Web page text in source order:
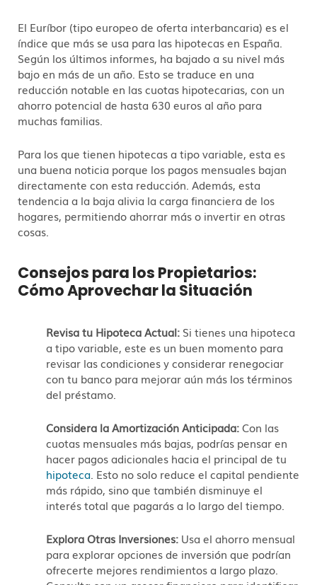
El Euríbor (tipo europeo de oferta interbancaria) es el
índice que más se usa para las hipotecas en España.
Según los últimos informes, ha bajado a su nivel más
bajo en más de un año. Esto se traduce en una
reducción notable en las cuotas hipotecarias, con un
ahorro potencial de hasta 630 euros al año para
muchas familias.
Para los que tienen hipotecas a tipo variable, esta es
una buena noticia porque los pagos mensuales bajan
directamente con esta reducción. Además, esta
tendencia a la baja alivia la carga financiera de los
hogares, permitiendo ahorrar más o invertir en otras
cosas.
Consejos para los Propietarios:
Cómo Aprovechar la Situación
Revisa tu Hipoteca Actual: Si tienes una hipoteca
a tipo variable, este es un buen momento para
revisar las condiciones y considerar renegociar
con tu banco para mejorar aún más los términos
del préstamo.
Considera la Amortización Anticipada:Con las
cuotas mensuales más bajas, podrías pensar en
hacer pagos adicionales hacia el principal de tu
hipoteca . Esto no solo reduce el capital pendiente
más rápido, sino que también disminuye el
interés total que pagarás a lo largo del tiempo.
Explora Otras Inversiones: Usa el ahorro mensual
para explorar opciones de inversión que podrían
ofrecerte mejores rendimientos a largo plazo.